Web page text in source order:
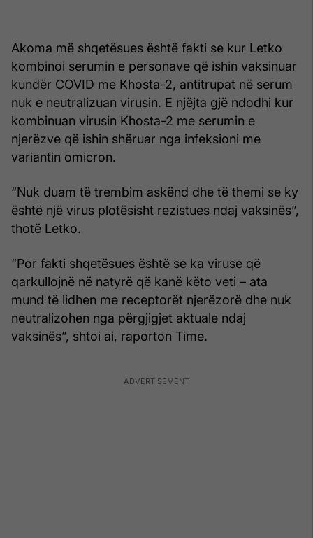
Akoma më shqetësues është fakti se kur Letko
kombinoi serumin e personave që ishin vaksinuar
kundër COVID me Khosta-2, antitrupat në serum
nuk e neutralizuan virusin. E njëjta gjë ndodhi kur
kombinuan virusin Khosta-2 me serumin e
njerëzve që ishin shëruar nga infeksioni me
variantin omicron.
“Nuk duam të trembim askënd dhe të themi se ky
është një virus plotësisht rezistues ndaj vaksinës”,
thotë Letko.
“Por fakti shqetësues është se ka viruse që
qarkullojnë në natyrë që kanë këto veti – ata
mund të lidhen me receptorët njerëzorë dhe nuk
neutralizohen nga përgjigjet aktuale ndaj
vaksinës”, shtoi ai, raporton Time.